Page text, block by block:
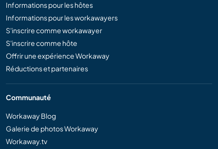
Informations pour les hôtes
Informations pour les workawayers
S'inscrire comme workawayer
S'inscrire comme hôte
Offrir une expérience Workaway
Réductions et partenaires
Communauté
Workaway Blog
Galerie de photos Workaway
Workaway.tv